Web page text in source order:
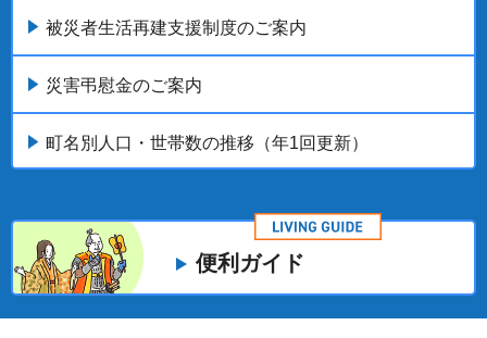
被災者生活再建支援制度のご案内
災害弔慰金のご案内
町名別人口・世帯数の推移（年1回更新）
便利ガイド